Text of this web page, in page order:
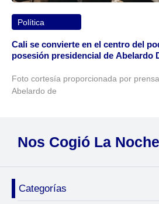
Política
Cali se convierte en el centro del
posesión presidencial de Abelardo
Foto cortesía proporcionada por
Abelardo de
Nos Cogió La Noche
Categorías